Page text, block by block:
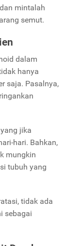
mintalah
semut.
dalam
hanya
saja. Pasalnya,
jika
hari. Bahkan,
mungkin
tubuh yang
tidak ada
sebagai